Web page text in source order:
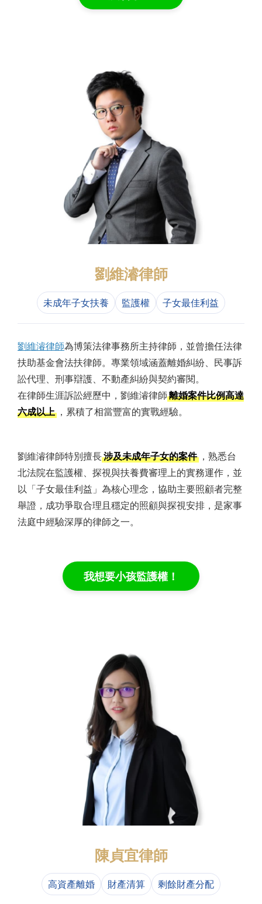
劉維濬律師
未成年子女扶養 監護權 子女最佳利益
劉維濬律師為博策法律事務所主持律師，並曾擔任法律
扶助基金會法扶律師。專業領域涵蓋離婚糾紛、民事訴
訟代理、刑事辯護、不動產糾紛與契約審閱。
在律師生涯訴訟經歷中，劉維濬律師離婚案件比例高達
六成以上 ，累積了相當豐富的實戰經驗。
劉維濬律師特別擅長涉及未成年子女的案件 ，熟悉台
北法院在監護權、探視與扶養費審理上的實務運作，並
以「子女最佳利益」為核心理念，協助主要照顧者完整
舉證，成功爭取合理且穩定的照顧與探視安排，是家事
法庭中經驗深厚的律師之一。
我想要小孩監護權！
陳貞宜律師
高資產離婚 財產清算 剩餘財產分配